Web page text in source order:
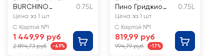
BURCHINO
Говерно аль Узо
Тоскана красное
полусухое
0.75L
Цена за 1 шт
С Картой №1
1 449,99 руб
2 894,73 руб -49%
Пино Гриджио
Розато Делле
Венеция
сортовое
ординарное
розовое
0.75L
Цена за 1 шт
С Картой №1
819,99 руб
994,79 руб -17%